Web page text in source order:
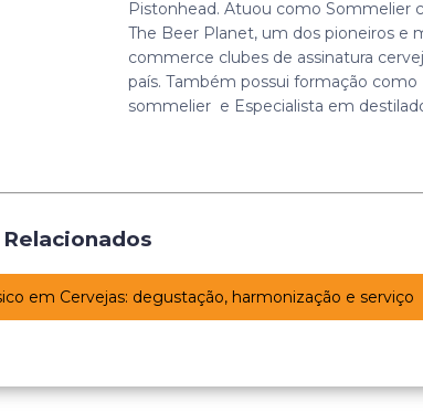
Pistonhead. Atuou como Sommelier
The Beer Planet, um dos pioneiros e
commerce clubes de assinatura
país. Também possui formação como
sommelier e Especialista em
em Cervejas: degustação, harmonização e serviço